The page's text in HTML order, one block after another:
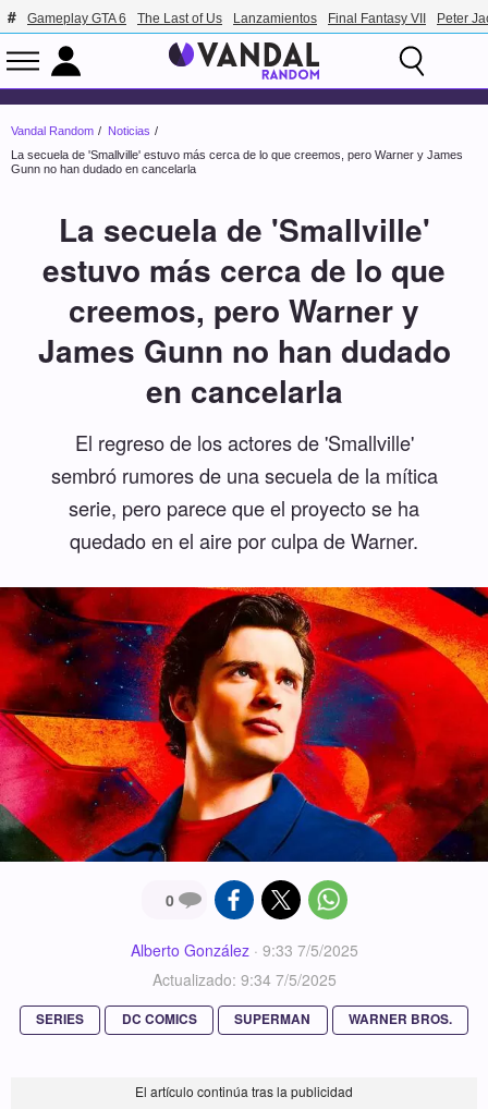
Gameplay GTA 6 The Last of Us Lanzamientos Final Fantasy VII Peter
Vandal Random
Noticias
La secuela de 'Smallville' estuvo más cerca de lo que creemos, pero Warner y James
Gunn no han dudado en cancelarla
La secuela de 'Smallville'
estuvo más cerca de lo que
creemos, pero Warner y
James Gunn no han dudado
en cancelarla
El regreso de los actores de 'Smallville'
sembró rumores de una secuela de la mítica
serie, pero parece que el proyecto se ha
quedado en el aire por culpa de Warner.
0
Alberto González· 9:33 7/5/2025
Actualizado: 9:34 7/5/2025
SERIES DC COMICS SUPERMAN WARNER BROS.